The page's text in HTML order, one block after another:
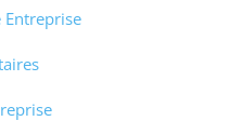
Entreprise